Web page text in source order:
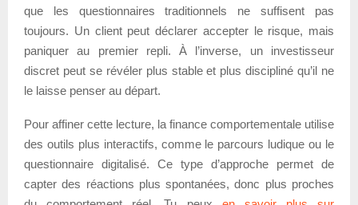
que les questionnaires traditionnels ne suffisent pas
toujours. Un client peut déclarer accepter le risque, mais
paniquer au premier repli. À l’inverse, un investisseur
discret peut se révéler plus stable et plus discipliné qu’il ne
le laisse penser au départ.
Pour affiner cette lecture, la finance comportementale utilise
des outils plus interactifs, comme le parcours ludique ou le
questionnaire digitalisé. Ce type d’approche permet de
capter des réactions plus spontanées, donc plus proches